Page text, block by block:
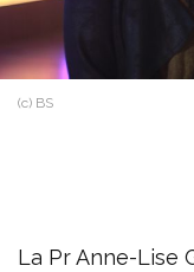
(c) BS
La Pr Anne-Lise